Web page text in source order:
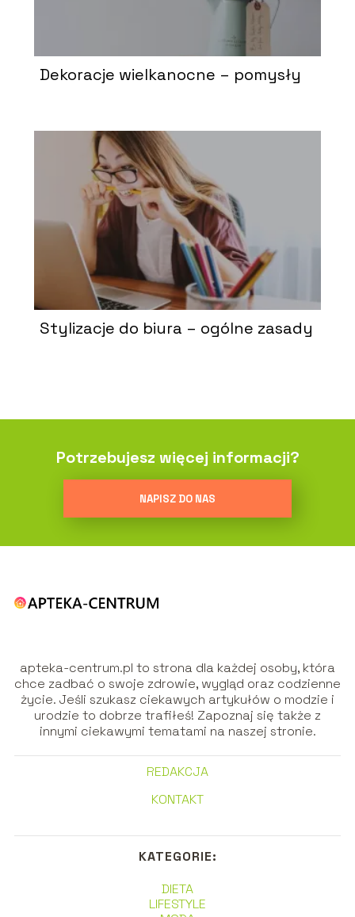
Dekoracje wielkanocne – pomysły
Stylizacje do biura – ogólne zasady
Potrzebujesz więcej informacji?
NAPISZ DO NAS
apteka-centrum.pl to strona dla każdej osoby, która
chce zadbać o swoje zdrowie, wygląd oraz codzienne
życie. Jeśli szukasz ciekawych artykułów o modzie i
urodzie to dobrze trafiłeś! Zapoznaj się także z
innymi ciekawymi tematami na naszej stronie.
REDAKCJA
KONTAKT
KATEGORIE:
DIETA
LIFESTYLE